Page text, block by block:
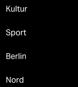
Kultur
Sport
Berlin
Nord